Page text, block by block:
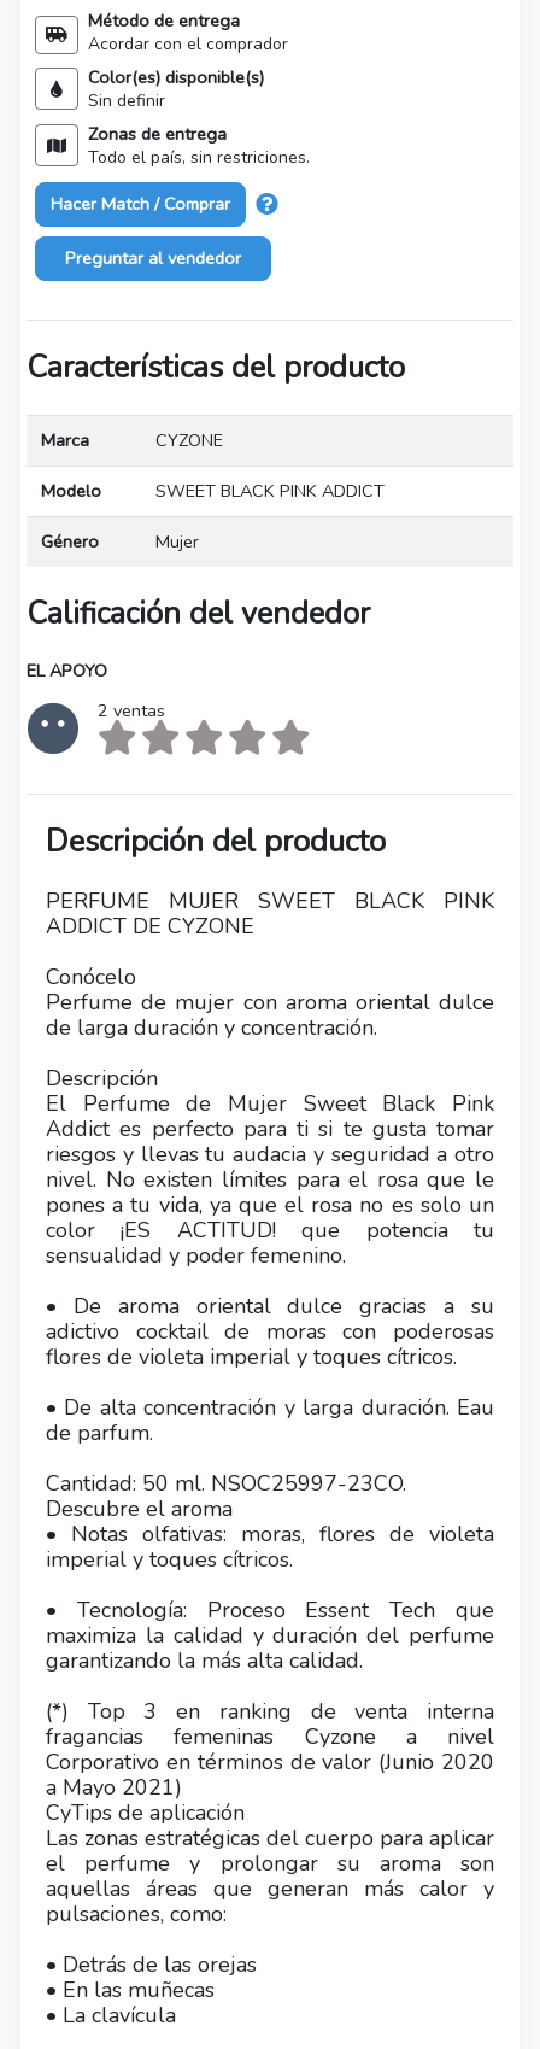
Método de entrega
Acordar con el comprador
Color(es) disponible(s)
Sin definir
Zonas de entrega
Todo el país, sin restriciones.
Hacer Match / Comprar
Preguntar al vendedor
Características del producto
Marca CYZONE
Modelo SWEET BLACK PINK ADDICT
Género Mujer
Calificación del vendedor
EL APOYO
2 ventas
Descripción del producto
PERFUME MUJER SWEET BLACK PINK
ADDICT DE CYZONE
Conócelo
Perfume de mujer con aroma oriental dulce
de larga duración y concentración.
Descripción
El Perfume de Mujer Sweet Black Pink
Addict es perfecto para ti si te gusta tomar
riesgos y llevas tu audacia y seguridad a otro
nivel. No existen límites para el rosa que le
pones a tu vida, ya que el rosa no es solo un
color ¡ES ACTITUD! que potencia tu
sensualidad y poder femenino.
• De aroma oriental dulce gracias a su
adictivo cocktail de moras con poderosas
flores de violeta imperial y toques cítricos.
• De alta concentración y larga duración. Eau
de parfum.
Cantidad: 50 ml. NSOC25997-23CO.
Descubre el aroma
• Notas olfativas: moras, flores de violeta
imperial y toques cítricos.
• Tecnología: Proceso Essent Tech que
maximiza la calidad y duración del perfume
garantizando la más alta calidad.
(*) Top 3 en ranking de venta interna
fragancias femeninas Cyzone a nivel
Corporativo en términos de valor (Junio 2020
a Mayo 2021)
CyTips de aplicación
Las zonas estratégicas del cuerpo para aplicar
el perfume y prolongar su aroma son
aquellas áreas que generan más calor y
pulsaciones, como:
• Detrás de las orejas
• En las muñecas
• La clavícula